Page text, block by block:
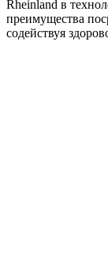
Rheinland в
преимущества
содействуя